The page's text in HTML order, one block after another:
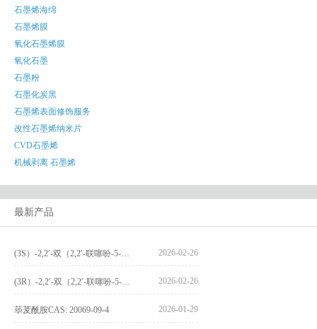
石墨烯海绵
石墨烯膜
氧化石墨烯膜
氧化石墨
石墨粉
石墨化炭黑
石墨烯表面修饰服务
改性石墨烯纳米片
CVD石墨烯
机械剥离 石墨烯
最新产品
2026-02-26
2026-02-26
荜茇酰胺CAS: 20069-09-4 2026-01-29